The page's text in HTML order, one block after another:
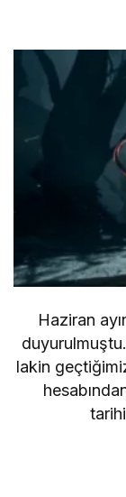
Haziran
lakin